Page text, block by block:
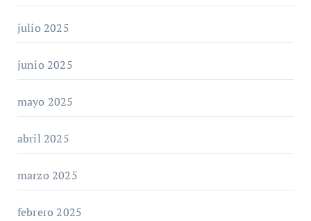
julio 2025
junio 2025
mayo 2025
abril 2025
marzo 2025
febrero 2025